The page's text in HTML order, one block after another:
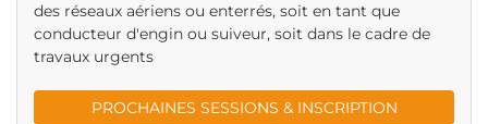
des réseaux aériens ou enterrés, soit en tant que
conducteur d'engin ou suiveur, soit dans le cadre de
travaux urgents
PROCHAINES SESSIONS & INSCRIPTION